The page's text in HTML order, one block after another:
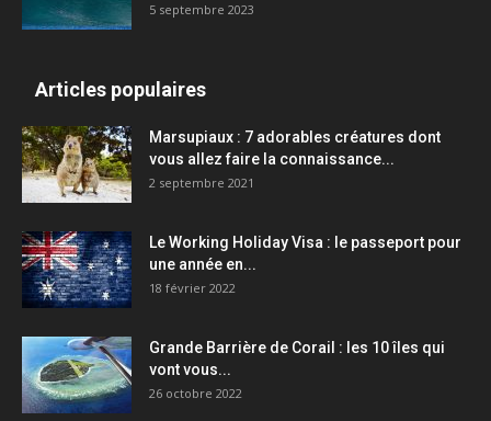
5 septembre 2023
Articles populaires
Marsupiaux : 7 adorables créatures dont
vous allez faire la connaissance...
2 septembre 2021
Le Working Holiday Visa : le passeport pour
une année en...
18 février 2022
Grande Barrière de Corail : les 10 îles qui
vont vous...
26 octobre 2022